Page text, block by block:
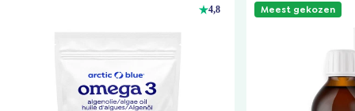
4,8 Meest gekozen